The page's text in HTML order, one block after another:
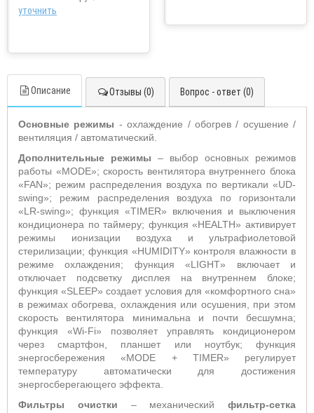
уточнить
Описание Отзывы (0) Вопрос - ответ (0)
Основные режимы - охлаждение / обогрев / осушение /
вентиляция / автоматический.
Дополнительные режимы – выбор основных режимов
работы «MODE»;скорость вентилятора внутреннего блока
«FAN»; режим распределения воздуха по вертикали «UD-
swing»; режим распределения воздуха по горизонтали
«LR-swing»; функция «TIMER» включения и выключения
кондиционера по таймеру; функция «HEALTH» активирует
режимы ионизации воздуха и ультрафиолетовой
стерилизации; функция «HUMIDITY» контроля влажности в
режиме охлаждения; функция «LIGHT» включает и
отключает подсветку дисплея на внутреннем блоке;
функция «SLEEP» создает условия для «комфортного сна»
в режимах обогрева, охлаждения или осушения, при этом
скорость вентилятора минимальна и почти бесшумна;
функция «Wi-Fi» позволяет управлять кондиционером
через смартфон, планшет или ноутбук; функция
энергосбережения «MODE + TIMER» регулирует
температуру автоматически для достижения
энергосберегающего эффекта.
Фильтры очистки – механический фильтр-сетка